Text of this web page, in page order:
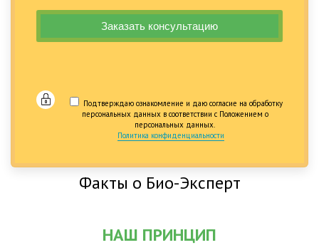
Подтверждаю ознакомление и даю согласие на обработку
персональных данных в соответствии с Положением о
персональных данных.
Политика конфиденциальности
Факты о Био-Эксперт
НАШ ПРИНЦИП